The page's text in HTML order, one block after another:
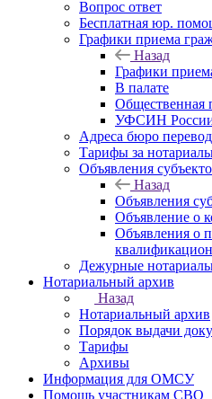
Вопрос ответ
Бесплатная юр.
Графики приема
Назад
Графики
В палате
УФСИН
Адреса бюро
Тарифы за
Объявления
Назад
Объявления
Объявление о
Объявления о
Дежурные
Нотариальный архив
Назад
Нотариальный архив
Порядок выдачи
Тарифы
Архивы
Информация для ОМСУ
Помощь участникам СВО